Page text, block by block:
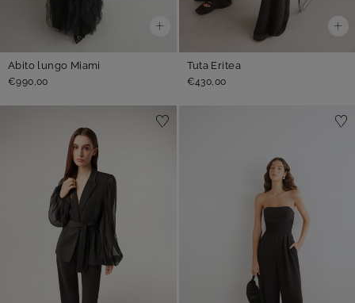
Abito lungo Miami
€990,00
Tuta Eritea
€430,00